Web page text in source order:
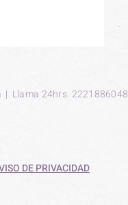
| Llama 24hrs. 2221886048
DE PRIVACIDAD